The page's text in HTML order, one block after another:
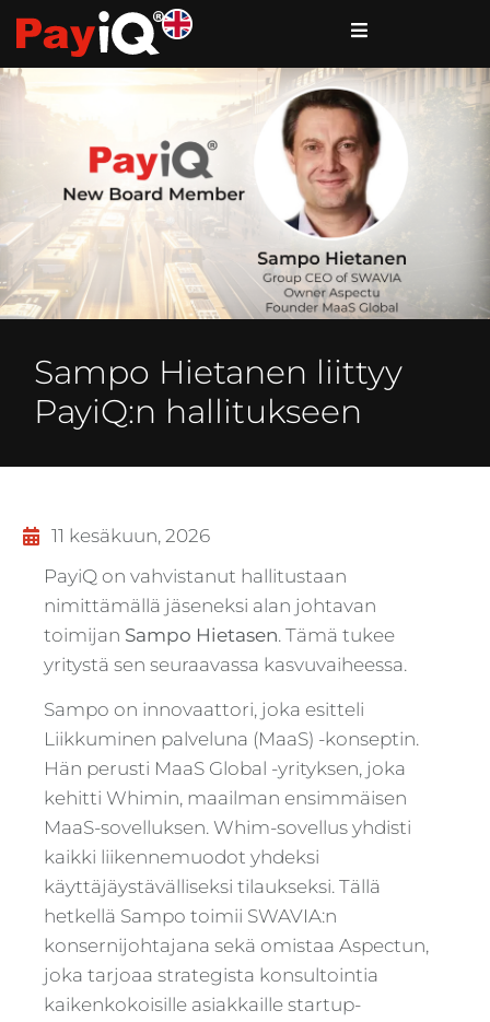
Sampo Hietanen liittyy
PayiQ:n hallitukseen
11 kesäkuun, 2026
PayiQ on vahvistanut hallitustaan ​​
nimittämällä jäseneksi alan johtavan
toimijan Sampo Hietasen. Tämä tukee
yritystä sen seuraavassa kasvuvaiheessa.
Sampo on innovaattori, joka esitteli
Liikkuminen palveluna (MaaS) -konseptin.
Hän perusti MaaS Global -yrityksen, joka
kehitti Whimin, maailman ensimmäisen
MaaS-sovelluksen. Whim-sovellus yhdisti
kaikki liikennemuodot yhdeksi
käyttäjäystävälliseksi tilaukseksi. Tällä
hetkellä Sampo toimii SWAVIA:n
konsernijohtajana sekä omistaa Aspectun,
joka tarjoaa strategista konsultointia
kaikenkokoisille asiakkaille startup-